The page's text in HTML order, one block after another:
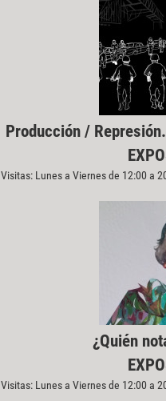
Producción /
Visitas: Lunes a Viernes de 12:00 a
¿Quién
Visitas: Lunes a Viernes de 12:00 a